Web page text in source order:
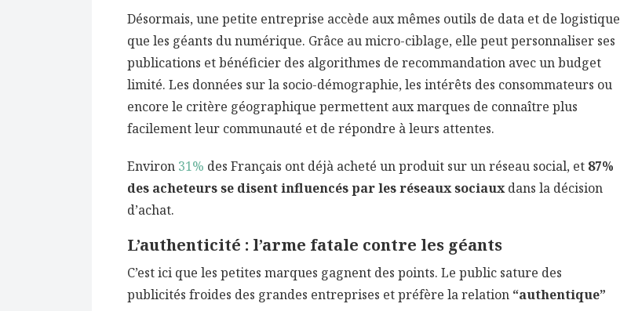
Désormais, une petite entreprise accède aux mêmes outils de data et de logistique
que les géants du numérique. Grâce au micro-ciblage, elle peut personnaliser ses
publications et bénéficier des algorithmes de recommandation avec un budget
limité. Les données sur la socio-démographie, les intérêts des consommateurs ou
encore le critère géographique permettent aux marques de connaître plus
facilement leur communauté et de répondre à leurs attentes.
Environ 31% des Français ont déjà acheté un produit sur un réseau social, et 87%
des acheteurs se disent influencés par les réseaux sociauxdans la décision
d’achat.
L’authenticité : l’arme fatale contre les géants
C’est ici que les petites marques gagnent des points. Le public sature des
publicités froides des grandes entreprises et préfère la relation “authentique”